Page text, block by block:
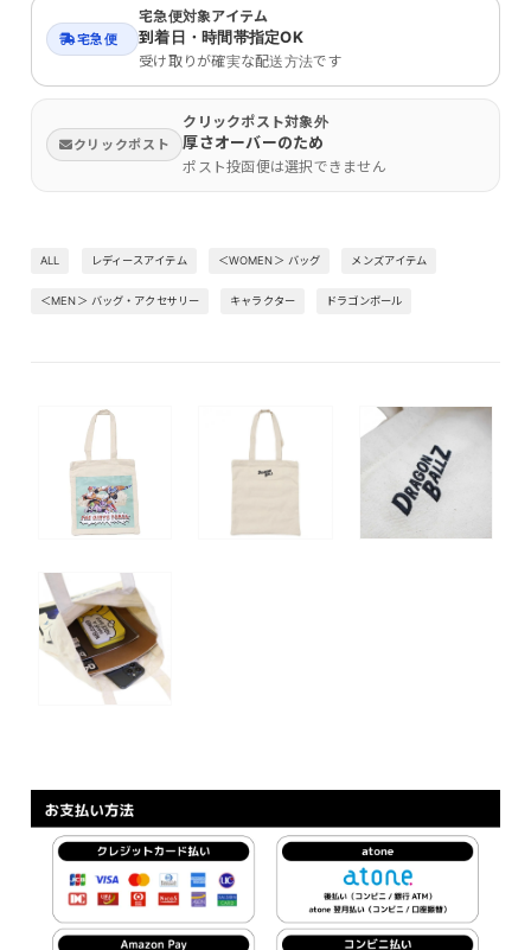
宅急便
宅急便対象アイテム
到着日・時間帯指定OK
受け取りが確実な配送方法です
クリックポスト
クリックポスト対象外
厚さオーバーのため
ポスト投函便は選択できません
ALL レディースアイテム ＜WOMEN＞ バッグ メンズアイテム
＜MEN＞ バッグ・アクセサリー キャラクター ドラゴンボール